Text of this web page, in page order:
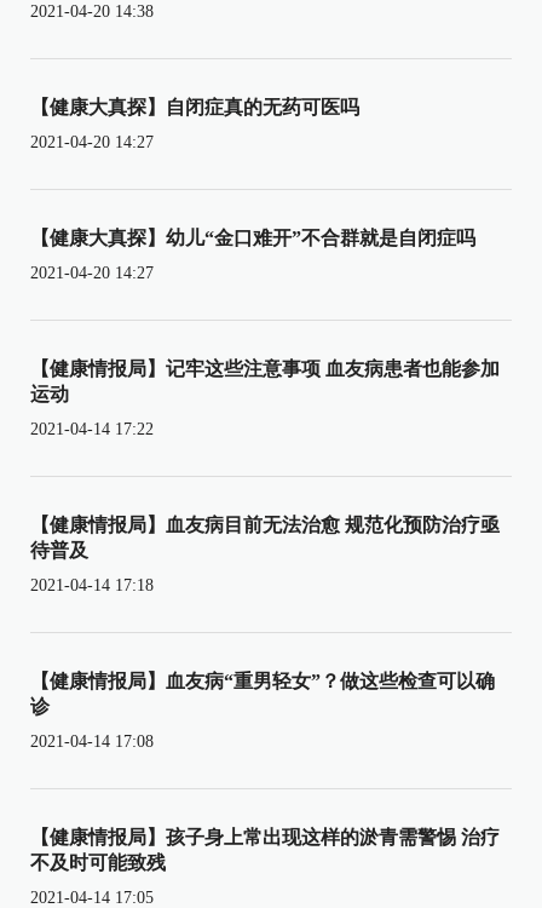
2021-04-20 14:38
【健康大真探】自闭症真的无药可医吗
2021-04-20 14:27
【健康大真探】幼儿“金口难开”不合群就是自闭症吗
2021-04-20 14:27
【健康情报局】记牢这些注意事项 血友病患者也能参加
运动
2021-04-14 17:22
【健康情报局】血友病目前无法治愈 规范化预防治疗亟
待普及
2021-04-14 17:18
【健康情报局】血友病“重男轻女”？做这些检查可以确
诊
2021-04-14 17:08
【健康情报局】孩子身上常出现这样的淤青需警惕 治疗
不及时可能致残
2021-04-14 17:05